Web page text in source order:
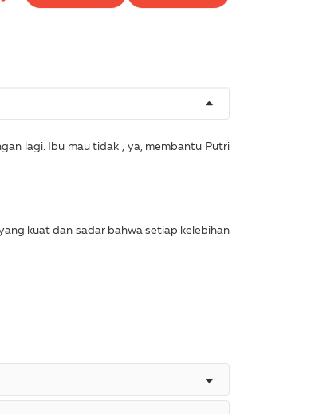
lagi. Ibu mau tidak , ya, membantu Putri
kuat dan sadar bahwa setiap kelebihan